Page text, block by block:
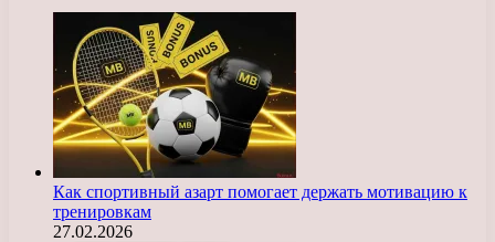
Как спортивный азарт помогает держать мотивацию к
тренировкам
27.02.2026